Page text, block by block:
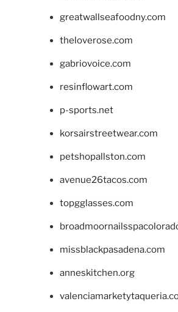
greatwallseafoodny.com
theloverose.com
gabriovoice.com
resinflowart.com
p-sports.net
korsairstreetwear.com
petshopallston.com
avenue26tacos.com
topgglasses.com
missblackpasadena.com
anneskitchen.org